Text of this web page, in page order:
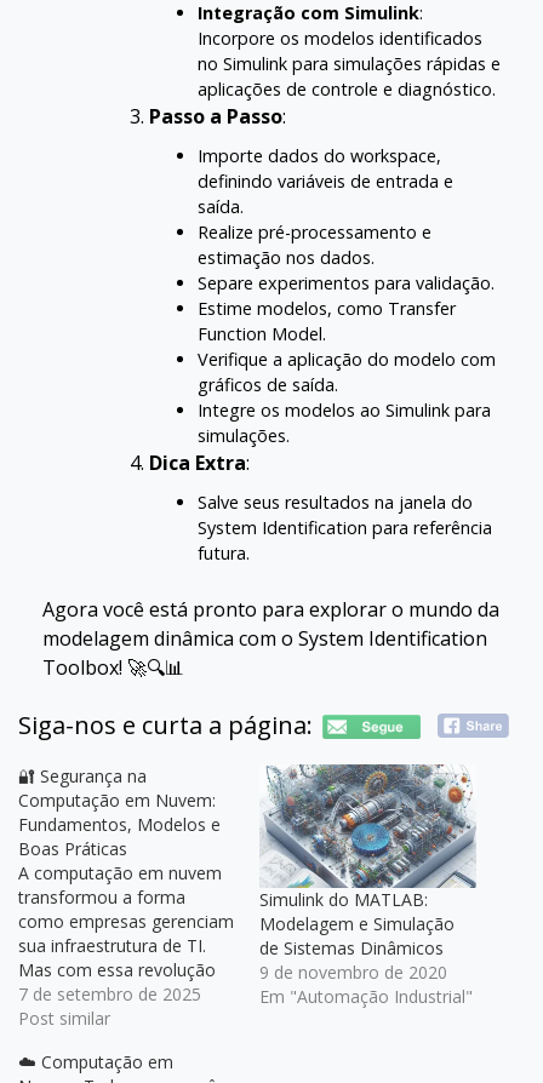
Integração com Simulink:
Incorpore os modelos identificados
no Simulink para simulações rápidas e
aplicações de controle e diagnóstico.
Passo a Passo:
Importe dados do workspace,
definindo variáveis de entrada e
saída.
Realize pré-processamento e
estimação nos dados.
Separe experimentos para validação.
Estime modelos, como Transfer
Function Model.
Verifique a aplicação do modelo com
gráficos de saída.
Integre os modelos ao Simulink para
simulações.
Dica Extra:
Salve seus resultados na janela do
System Identification para referência
futura.
Agora você está pronto para explorar o mundo da
modelagem dinâmica com o System Identification
Toolbox! 🚀🔍📊
Siga-nos e curta a página:
🔐 Segurança na
Computação em Nuvem:
Fundamentos, Modelos e
Boas Práticas
A computação em nuvem
transformou a forma
como empresas gerenciam
sua infraestrutura de TI.
Mas com essa revolução
digital, surge uma
preocupação essencial: a
serviços em ambientes
7 de setembro de 2025
Post similar
Simulink do MATLAB:
Modelagem e Simulação
de Sistemas Dinâmicos
9 de novembro de 2020
Em "Automação Industrial"
☁️ Computação em